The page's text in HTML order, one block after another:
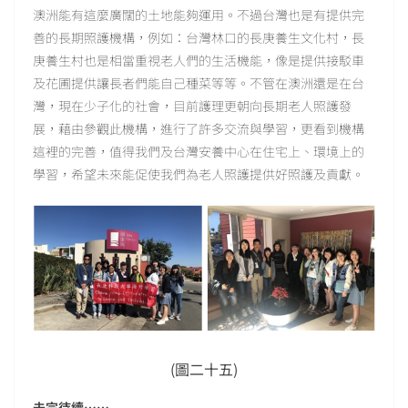
澳洲能有這麼廣闊的土地能夠運用。不過台灣也是有提供完
善的長期照護機構，例如：台灣林口的長庚養生文化村，長
庚養生村也是相當重視老人們的生活機能，像是提供接駁車
及花圃提供讓長者們能自己種菜等等。不管在澳洲還是在台
灣，現在少子化的社會，目前護理更朝向長期老人照護發
展，藉由參觀此機構，進行了許多交流與學習，更看到機構
這裡的完善，值得我們及台灣安養中心在住宅上、環境上的
學習，希望未來能促使我們為老人照護提供好照護及貢獻。
(圖二十五)